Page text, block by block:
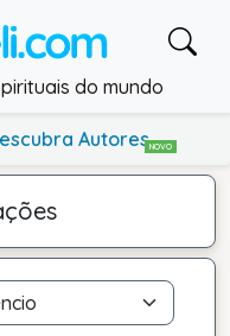
do mundo
AutoresNOVO